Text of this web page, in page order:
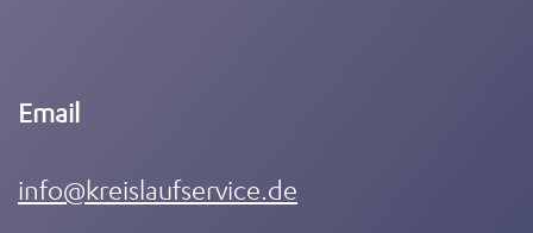
Email
info@kreislaufservice.de